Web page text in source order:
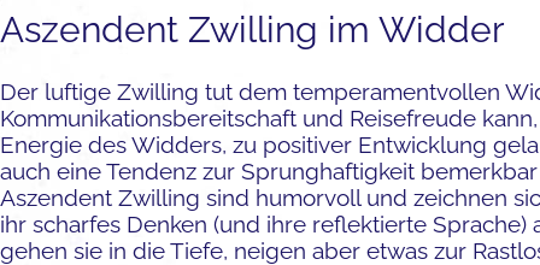
Aszendent Zwilling im Widder
Der luftige Zwilling tut dem temperamentvollen
Kommunikationsbereitschaft und Reisefreude
Energie des Widders, zu positiver Entwicklung
auch eine Tendenz zur Sprunghaftigkeit
Aszendent Zwilling sind humorvoll und zeichnen
ihr scharfes Denken (und ihre reflektierte Sprache)
gehen sie in die Tiefe, neigen aber etwas zur